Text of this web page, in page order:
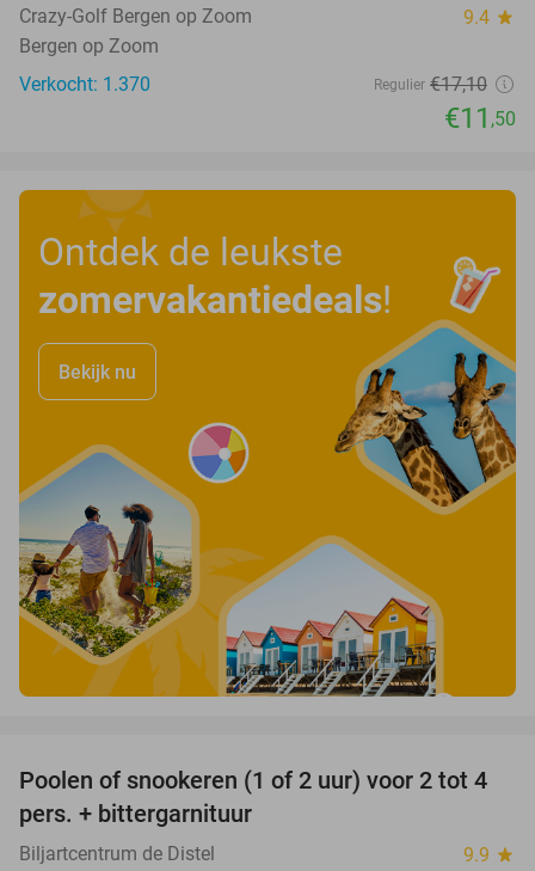
Crazy-Golf Bergen op Zoom 9.4 star
Bergen op Zoom
Verkocht: 1.370
Regulier €17,10
€11 ,50
Ontdek de leukste
zomervakantiedeals!
Bekijk nu
39%
Poolen of snookeren (1 of 2 uur) voor 2 tot 4
pers. + bittergarnituur
Biljartcentrum de Distel 9.9 star